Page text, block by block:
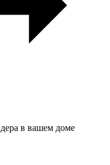
в вашем доме